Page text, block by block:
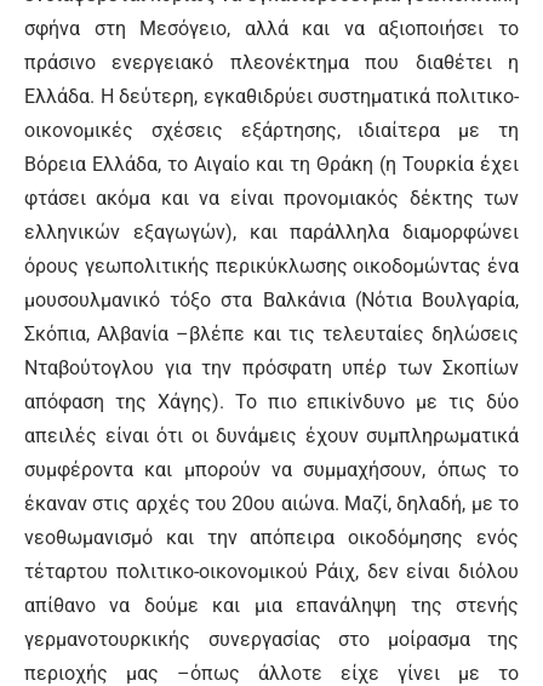
σφήνα στη Μεσόγειο, αλλά και να αξιοποιήσει το
πράσινο ενεργειακό πλεονέκτημα που διαθέτει η
Ελλάδα. Η δεύτερη, εγκαθιδρύει συστηματικά πολιτικο-
οικονομικές σχέσεις εξάρτησης, ιδιαίτερα με τη
Βόρεια Ελλάδα, το Αιγαίο και τη Θράκη (η Τουρκία έχει
φτάσει ακόμα και να είναι προνομιακός δέκτης των
ελληνικών εξαγωγών), και παράλληλα διαμορφώνει
όρους γεωπολιτικής περικύκλωσης οικοδομώντας ένα
μουσουλμανικό τόξο στα Βαλκάνια (Νότια Βουλγαρία,
Σκόπια, Αλβανία –βλέπε και τις τελευταίες δηλώσεις
Νταβούτογλου για την πρόσφατη υπέρ των Σκοπίων
απόφαση της Χάγης). Το πιο επικίνδυνο με τις δύο
απειλές είναι ότι οι δυνάμεις έχουν συμπληρωματικά
συμφέροντα και μπορούν να συμμαχήσουν, όπως το
έκαναν στις αρχές του 20ου αιώνα. Μαζί, δηλαδή, με το
νεοθωμανισμό και την απόπειρα οικοδόμησης ενός
τέταρτου πολιτικο-οικονομικού Ράιχ, δεν είναι διόλου
απίθανο να δούμε και μια επανάληψη της στενής
γερμανοτουρκικής συνεργασίας στο μοίρασμα της
περιοχής μας –όπως άλλοτε είχε γίνει με το